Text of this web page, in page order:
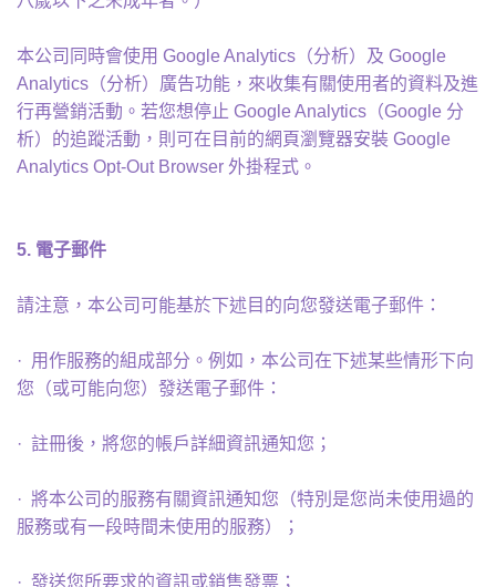
本公司同時會使用 Google Analytics（分析）及 Google
Analytics（分析）廣告功能，來收集有關使用者的資料及進
行再營銷活動。若您想停止 Google Analytics（Google 分
析）的追蹤活動，則可在目前的網頁瀏覽器安裝 Google
Analytics Opt-Out Browser 外掛程式。
5. 電子郵件
請注意，本公司可能基於下述目的向您發送電子郵件：
· 用作服務的組成部分。例如，本公司在下述某些情形下向
您（或可能向您）發送電子郵件：
· 註冊後，將您的帳戶詳細資訊通知您；
· 將本公司的服務有關資訊通知您（特別是您尚未使用過的
服務或有一段時間未使用的服務）；
· 發送您所要求的資訊或銷售發票；